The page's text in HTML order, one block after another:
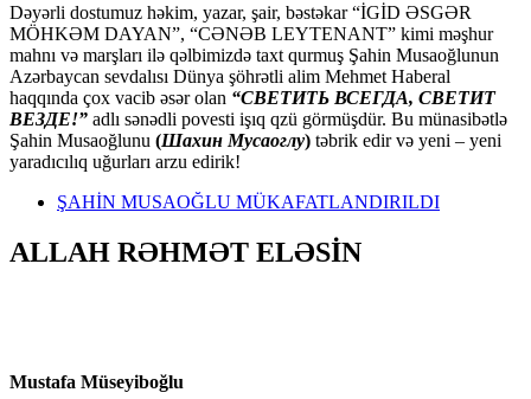
Dəyərli dostumuz həkim, yazar, şair, bəstəkar “İGİD ƏSGƏR
MÖHKƏM DAYAN”, “CƏNƏB LEYTENANT” kimi məşhur
mahnı və marşları ilə qəlbimizdə taxt qurmuş Şahin Musaoğlunun
Azərbaycan sevdalısı Dünya şöhrətli alim Mehmet Haberal
haqqında çox vacib əsər olan “СВЕТИТЬ ВСЕГДА, СВЕТИТ
ВЕЗДЕ!” adlı sənədli povesti işıq qzü görmüşdür. Bu münasibətlə
Şahin Musaoğlunu (Шахин Мусаоглу) təbrik edir və yeni – yeni
yaradıcılıq uğurları arzu edirik!
ŞAHİN MUSAOĞLU MÜKAFATLANDIRILDI
ALLAH RƏHMƏT ELƏSİN
Mustafa Müseyiboğlu